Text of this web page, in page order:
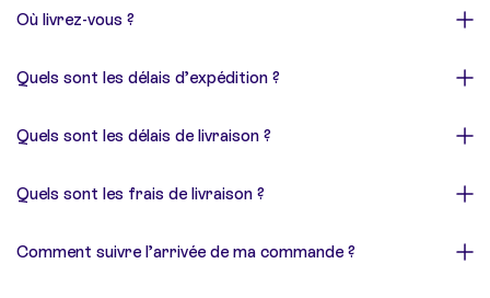
Où livrez-vous ?
Quels sont les délais d’expédition ?
Quels sont les délais de livraison ?
Quels sont les frais de livraison ?
Comment suivre l’arrivée de ma commande ?